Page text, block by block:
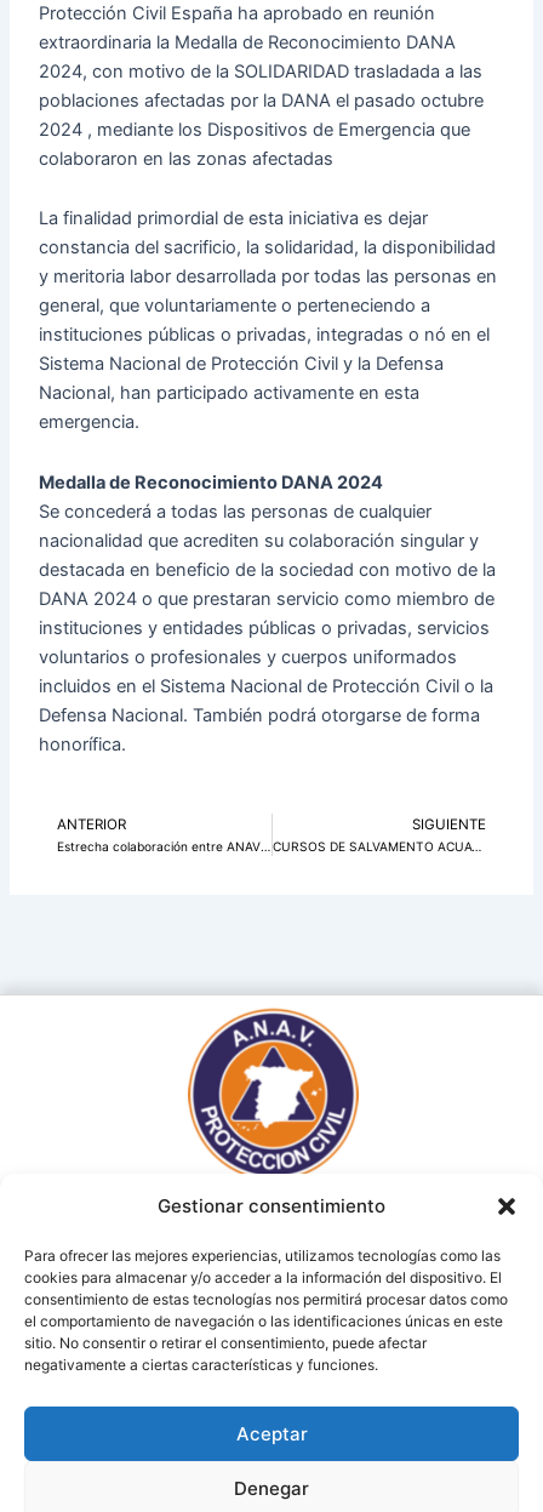
Gestionar consentimiento
Para ofrecer las mejores experiencias, utilizamos tecnologías como las
cookies para almacenar y/o acceder a la información del dispositivo. El
consentimiento de estas tecnologías nos permitirá procesar datos como
el comportamiento de navegación o las identificaciones únicas en este
sitio. No consentir o retirar el consentimiento, puede afectar
negativamente a ciertas características y funciones.
Aceptar
Denegar
Protección Civil España ha aprobado en reunión
extraordinaria la Medalla de Reconocimiento DANA
2024, con motivo de la SOLIDARIDAD trasladada a las
poblaciones afectadas por la DANA el pasado octubre
2024 , mediante los Dispositivos de Emergencia que
colaboraron en las zonas afectadas
La finalidad primordial de esta iniciativa es dejar
constancia del sacrificio, la solidaridad, la disponibilidad
y meritoria labor desarrollada por todas las personas en
general, que voluntariamente o perteneciendo a
instituciones públicas o privadas, integradas o nó en el
Sistema Nacional de Protección Civil y la Defensa
Nacional, han participado activamente en esta
emergencia.
Medalla de Reconocimiento DANA 2024
Se concederá a todas las personas de cualquier
nacionalidad que acrediten su colaboración singular y
destacada en beneficio de la sociedad con motivo de la
DANA 2024 o que prestaran servicio como miembro de
instituciones y entidades públicas o privadas, servicios
voluntarios o profesionales y cuerpos uniformados
incluidos en el Sistema Nacional de Protección Civil o la
Defensa Nacional. También podrá otorgarse de forma
honorífica.
Ant
ANTERIOR
Estrecha colaboración entre ANAV Protección Civil España y AAVPCCV
SIGUIENTE
CURSOS DE SALVAMENTO ACUATICO PARA VOLUNTAIOS DE PROTECCION CIVIL
AVISO LEGAL POLÍTICA DE PRIVACIDAD
(c)2024 Asociación Nacional de Agrupaciones de Voluntarios
Protección Civil (ANAV)